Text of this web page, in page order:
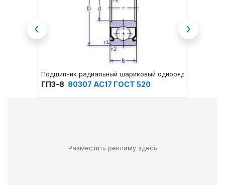
Подшипник радиальный шариковый однорядный с
ГПЗ-8 80307 АС17 ГОСТ 520
Previous Next
Разместить рекламу здесь